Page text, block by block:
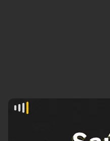
Agronegócios
Economia